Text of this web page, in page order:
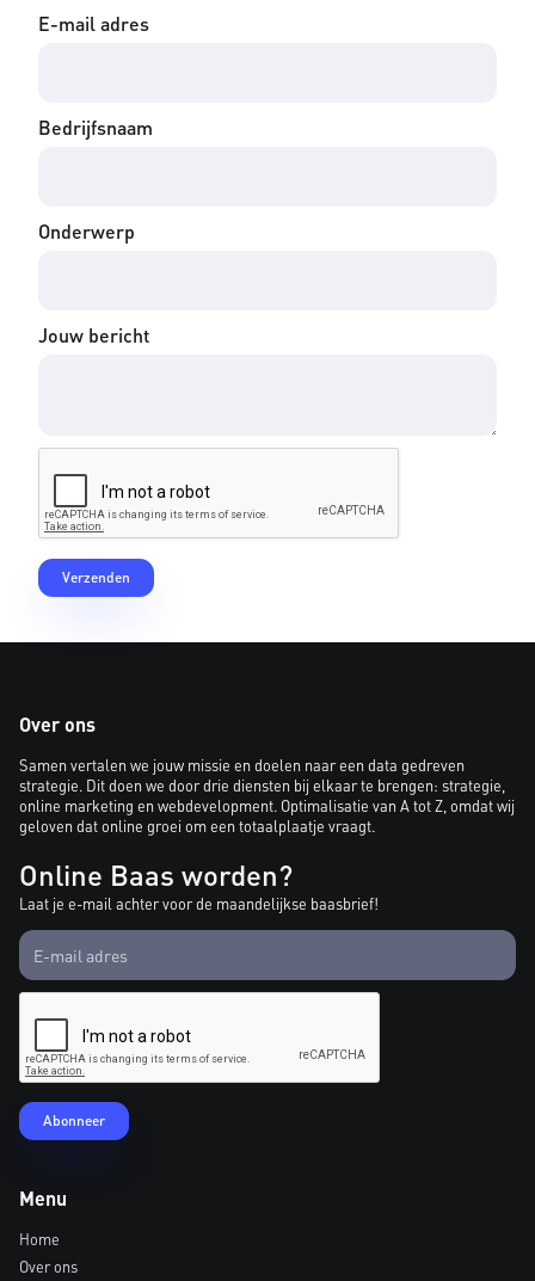
E-mail adres
Bedrijfsnaam
Onderwerp
Jouw bericht
Over ons
Samen vertalen we jouw missie en doelen naar een data gedreven
strategie. Dit doen we door drie diensten bij elkaar te brengen: strategie,
online marketing en webdevelopment. Optimalisatie van A tot Z, omdat wij
geloven dat online groei om een totaalplaatje vraagt.
Online Baas worden?
Laat je e-mail achter voor de maandelijkse baasbrief!
Menu
Home
Over ons